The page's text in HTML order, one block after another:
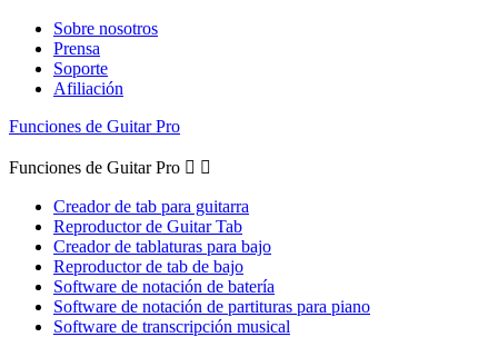
Sobre nosotros
Prensa
Soporte
Afiliación
Funciones de Guitar Pro
Funciones de Guitar Pro  
Creador de tab para guitarra
Reproductor de Guitar Tab
Creador de tablaturas para bajo
Reproductor de tab de bajo
Software de notación de batería
Software de notación de partituras para piano
Software de transcripción musical